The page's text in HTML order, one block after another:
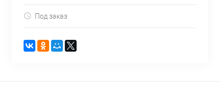
Под заказ